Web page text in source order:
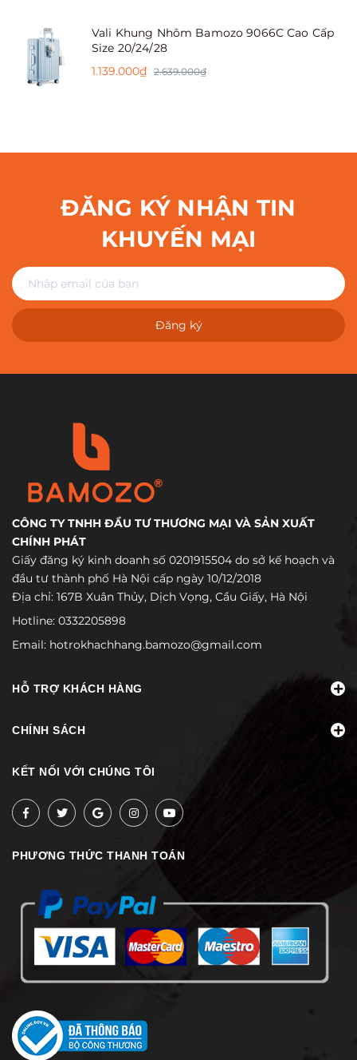
Vali Khung Nhôm Bamozo 9066C Cao Cấp
Size 20/24/28
1.139.000₫ 2.639.000₫
ĐĂNG KÝ NHẬN TIN
KHUYẾN MẠI
Đăng ký
CÔNG TY TNHH ĐẦU TƯ THƯƠNG MẠI VÀ SẢN XUẤT
CHÍNH PHÁT
Giấy đăng ký kinh doanh số 0201915504 do sở kế hoạch và
đầu tư thành phố Hà Nội cấp ngày 10/12/2018
Địa chỉ: 167B Xuân Thủy, Dịch Vọng, Cầu Giấy, Hà Nội
Hotline: 0332205898
Email: hotrokhachhang.bamozo@gmail.com
HỖ TRỢ KHÁCH HÀNG
CHÍNH SÁCH
KẾT NỐI VỚI CHÚNG TÔI
PHƯƠNG THỨC THANH TOÁN